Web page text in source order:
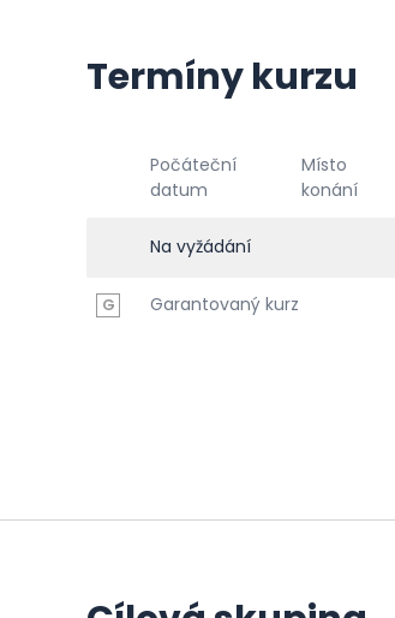
Termíny kurzu
Počáteční
datum
Místo
konání
Na vyžádání
G Garantovaný kurz